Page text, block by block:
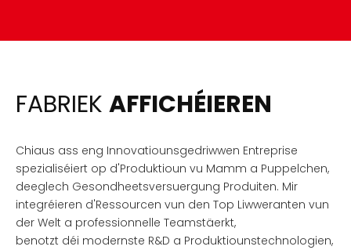
FABRIEK AFFICHÉIEREN
Chiaus ass eng Innovatiounsgedriwwen Entreprise
spezialiséiert op d'Produktioun vu Mamm a Puppelchen,
deeglech Gesondheetsversuergung Produiten. Mir
integréieren d'Ressourcen vun den Top Liwweranten vun
der Welt a professionnelle Teamstäerkt,
benotzt déi modernste R&D a Produktiounstechnologien,